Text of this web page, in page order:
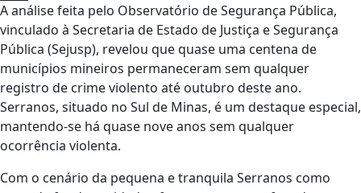
A análise feita pelo Observatório de Segurança Pública,
vinculado à Secretaria de Estado de Justiça e Segurança
Pública (Sejusp), revelou que quase uma centena de
municípios mineiros permaneceram sem qualquer
registro de crime violento até outubro deste ano.
Serranos, situado no Sul de Minas, é um destaque especial,
mantendo-se há quase nove anos sem qualquer
ocorrência violenta.
Com o cenário da pequena e tranquila Serranos como